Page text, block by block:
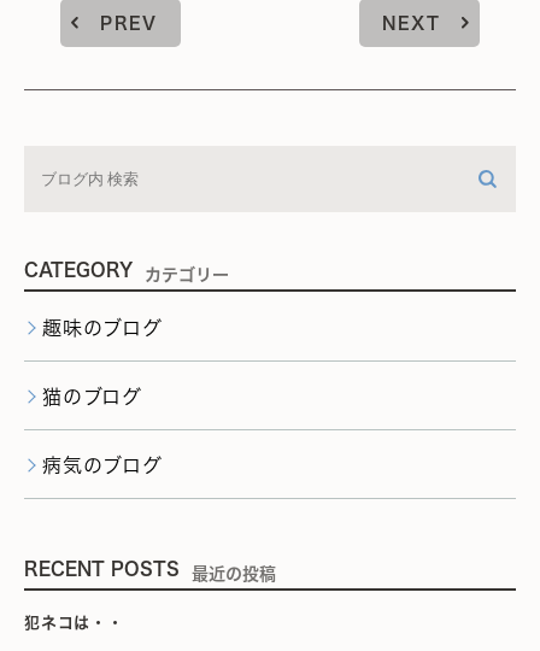
PREV NEXT
CATEGORY カテゴリー
趣味のブログ
猫のブログ
病気のブログ
RECENT POSTS 最近の投稿
犯ネコは・・